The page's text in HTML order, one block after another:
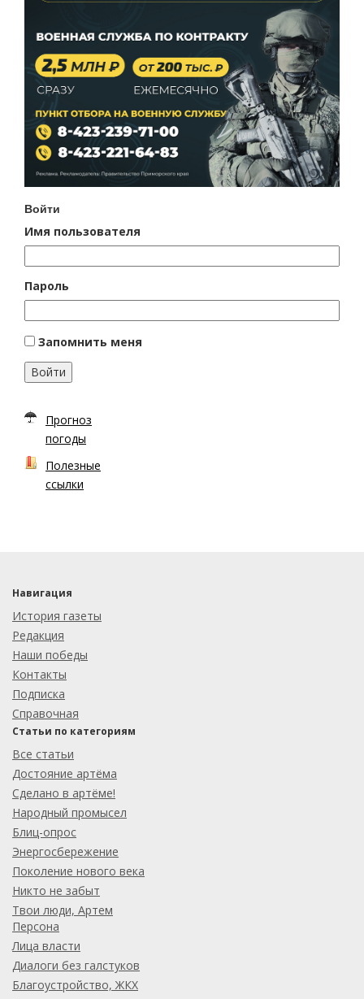
Войти
Имя пользователя
Пароль
Запомнить меня
Войти
Прогноз
погоды
Полезные
ссылки
Навигация
История газеты
Редакция
Наши победы
Контакты
Подписка
Справочная
Статьи по категориям
Все статьи
Достояние артёма
Сделано в артёме!
Народный промысел
Блиц-опрос
Энергосбережение
Поколение нового века
Никто не забыт
Твои люди, Артем
Персона
Лица власти
Диалоги без галстуков
Благоустройство, ЖКХ